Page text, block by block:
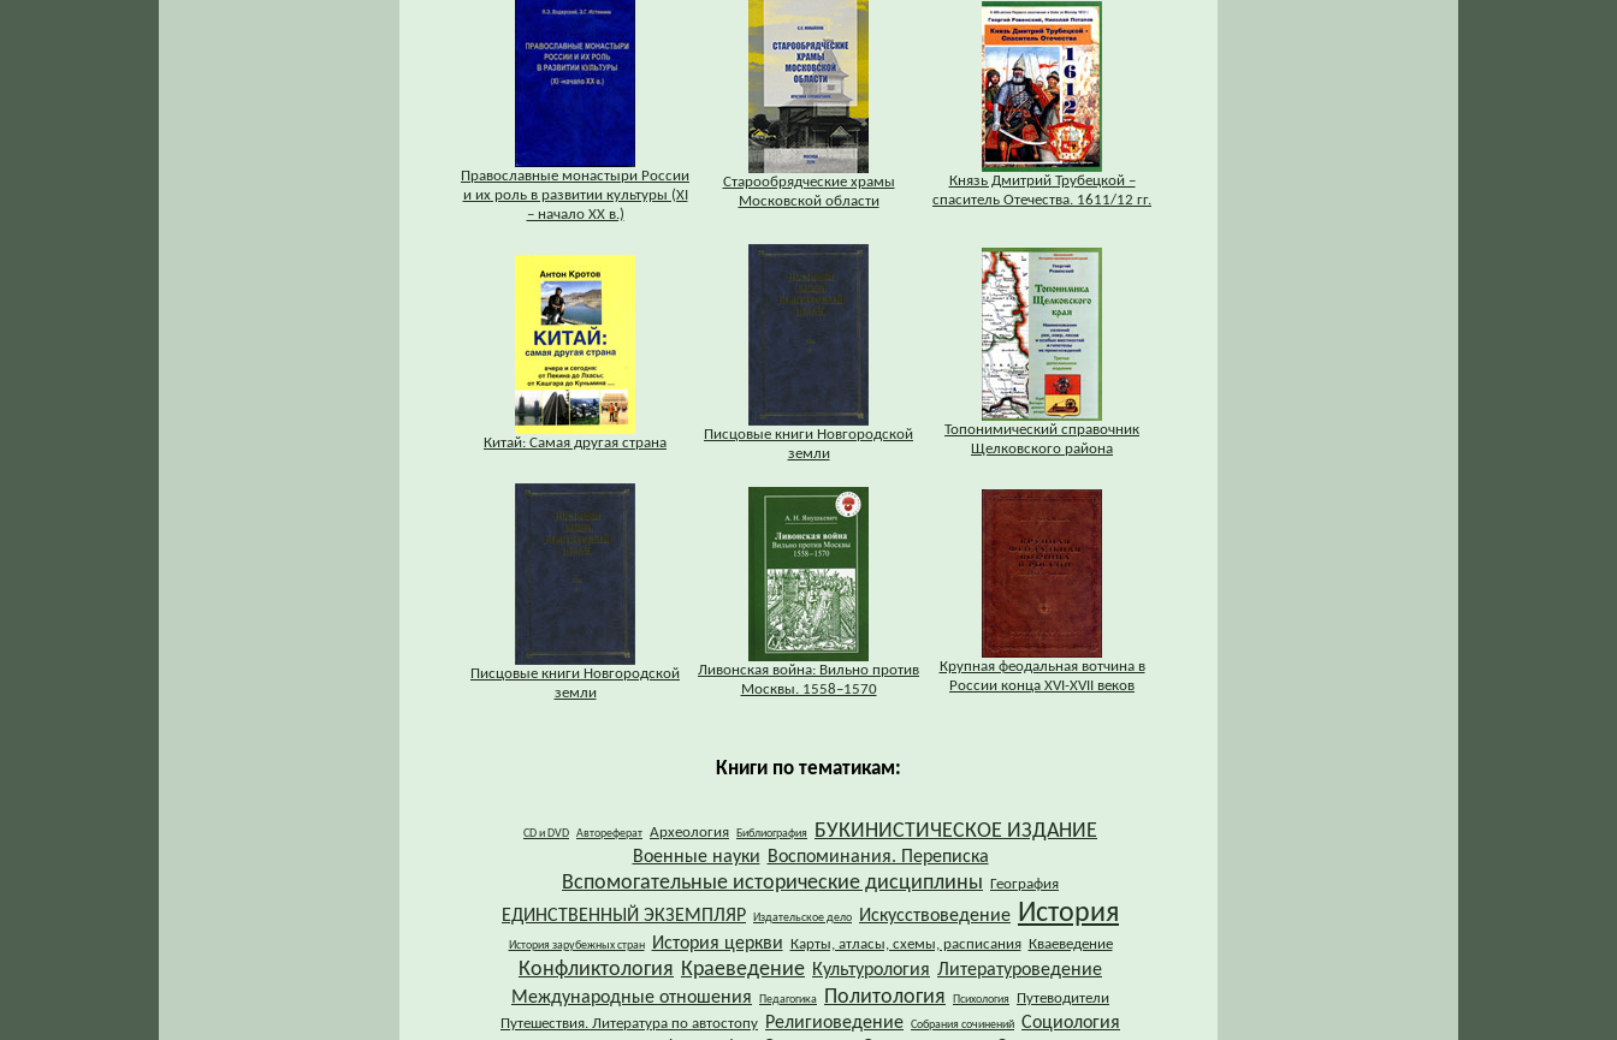
Православные монастыри России
и их роль в развитии культуры (XI
– начало XX в.)
Старообрядческие храмы
Московской области
Князь Дмитрий Трубецкой –
спаситель Отечества. 1611/12 гг.
Китай: Самая другая страна
Писцовые книги Новгородской
земли
Топонимический справочник
Щелковского района
Писцовые книги Новгородской
земли
Ливонская война: Вильно против
Москвы. 1558–1570
Крупная феодальная вотчина в
России конца XVI-XVII веков
Книги по тематикам:
CD и DVD Автореферат Археология Библиография БУКИНИСТИЧЕСКОЕ ИЗДАНИЕ
Военные науки Воспоминания. Переписка
Вспомогательные исторические дисциплины География
ЕДИНСТВЕННЫЙ ЭКЗЕМПЛЯР Издательское дело Искусствоведение История
История зарубежных стран История церкви Карты, атласы, схемы, расписания Кваеведение
Конфликтология Краеведение Культурология Литературоведение
Международные отношения
Педагогика Политология Психология
Путеводители
Путешествия. Литература по автостопу
Религиоведение Собрания сочинений Социология